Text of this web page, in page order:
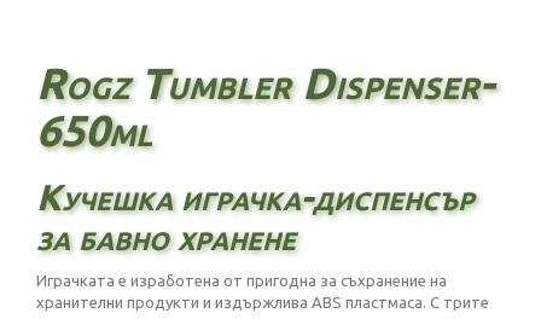
Rogz Tumbler Dispenser-
650ml
Кучешка играчка-диспенсър
за бавно хранене
Играчката е изработена от пригодна за съхранение на
хранителни продукти и издържлива ABS пластмаса. С трите